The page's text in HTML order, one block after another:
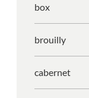
box
brouilly
cabernet